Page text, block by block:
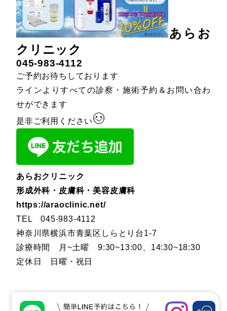
あらお
クリニック
045-983-4112
ご予約お待ちしております
ラインよりすべての診察・施術予約＆お問い合わ
せができます
是非ご利用ください
あらおクリニック
形成外科・皮膚科・美容皮膚科
https://araoclinic.net/
TEL045-983-4112
神奈川県横浜市青葉区しらとり台1-7
診療時間 月~土曜 9:30~13:00、14:30~18:30
定休日 日曜・祝日